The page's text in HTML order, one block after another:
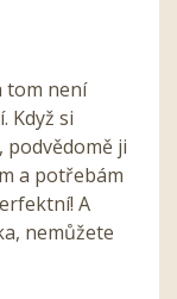
tom není
Když si
podvědomě ji
a potřebám
A
nemůžete